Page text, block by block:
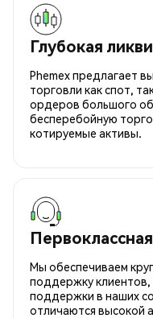
Глубокая
Phemex предлагает
торговли как спот,
ордеров большого
бесперебойную
котируемые активы.
Мы обеспечиваем
поддержку
поддержки в наших
отличаются высокой